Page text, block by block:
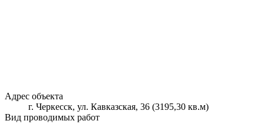
Адрес объекта
г. Черкесск, ул. Кавказская, 36 (3195,30 кв.м)
Вид проводимых работ